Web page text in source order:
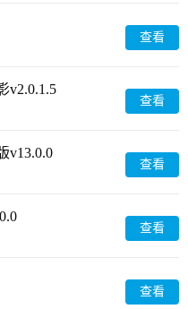
查看
v2.0.1.5
查看
v13.0.0
查看
查看
查看